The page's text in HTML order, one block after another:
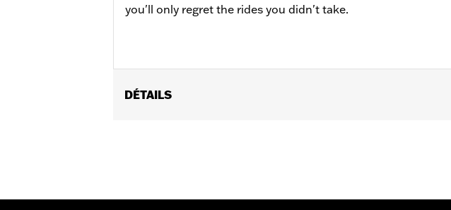
you'll only regret the rides you didn't take.
DÉTAILS